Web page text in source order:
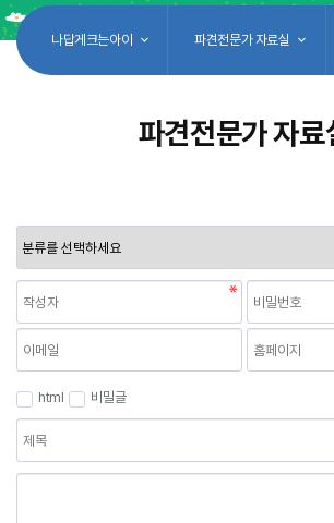
나답게크는아이 파견전문가 자료실
파견전문가 자료
html 비밀글